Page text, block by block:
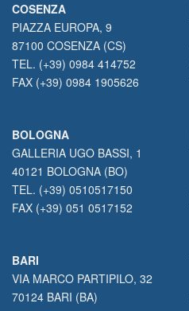
COSENZA
PIAZZA EUROPA, 9
87100 COSENZA (CS)
TEL. (+39) 0984 414752
FAX (+39) 0984 1905626
BOLOGNA
GALLERIA UGO BASSI, 1
40121 BOLOGNA (BO)
TEL. (+39) 0510517150
FAX (+39) 051 0517152
BARI
VIA MARCO PARTIPILO, 32
70124 BARI (BA)